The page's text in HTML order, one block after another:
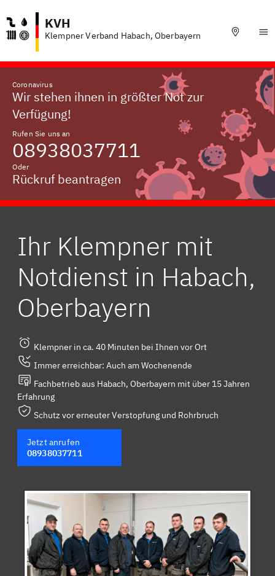
KVH
Klempner Verband Habach, Oberbayern
Coronavirus
Wir stehen ihnen in größter Not zur
Verfügung!
Rufen Sie uns an
08938037711
Oder
Rückruf beantragen
Ihr Klempner mit
Notdienst in Habach,
Oberbayern
Klempner in ca. 40 Minuten bei Ihnen vor Ort
Immer erreichbar: Auch am Wochenende
Fachbetrieb aus Habach, Oberbayern mit über 15 Jahren
Erfahrung
Schutz vor erneuter Verstopfung und Rohrbruch
Jetzt anrufen
08938037711